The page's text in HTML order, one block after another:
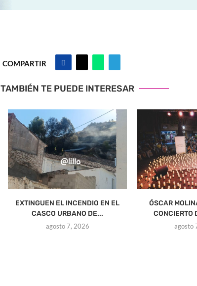
COMPARTIR
TAMBIÉN TE PUEDE INTERESAR
EXTINGUEN EL INCENDIO EN EL
CASCO URBANO DE...
agosto 7, 2026
ÓSCAR
CONCIERTO
agosto